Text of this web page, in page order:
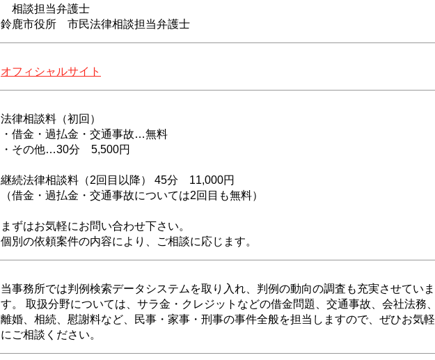
相談担当弁護士
鈴鹿市役所 市民法律相談担当弁護士
オフィシャルサイト
法律相談料（初回）
・借金・過払金・交通事故…無料
・その他…30分 5,500円
継続法律相談料（2回目以降） 45分 11,000円
（借金・過払金・交通事故については2回目も無料）
まずはお気軽にお問い合わせ下さい。
個別の依頼案件の内容により、ご相談に応じます。
当事務所では判例検索データシステムを取り入れ、判例の動向の調査も充実させていま
す。 取扱分野については、サラ金・クレジットなどの借金問題、交通事故、会社法務、
離婚、相続、慰謝料など、民事・家事・刑事の事件全般を担当しますので、ぜひお気軽
にご相談ください。